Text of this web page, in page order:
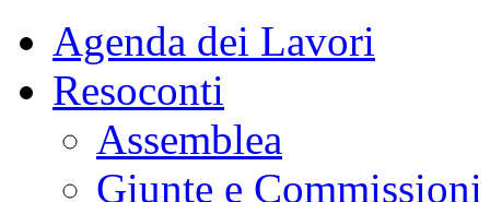
Agenda dei Lavori
Resoconti
Assemblea
Giunte e Commissioni